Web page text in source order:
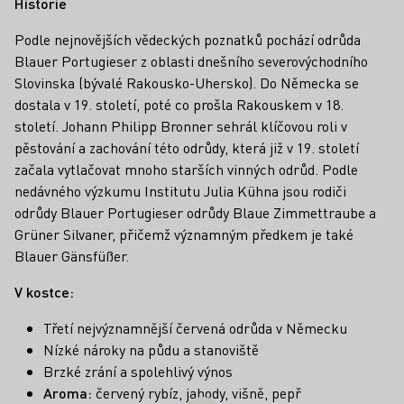
Podle nejnovějších vědeckých poznatků pochází odrůda
Blauer Portugieser z oblasti dnešního severovýchodního
Slovinska (bývalé Rakousko-Uhersko). Do Německa se
dostala v 19. století, poté co prošla Rakouskem v 18.
století. Johann Philipp Bronner sehrál klíčovou roli v
pěstování a zachování této odrůdy, která již v 19. století
začala vytlačovat mnoho starších vinných odrůd. Podle
nedávného výzkumu Institutu Julia Kühna jsou rodiči
odrůdy Blauer Portugieser odrůdy Blaue Zimmettraube a
Grüner Silvaner, přičemž významným předkem je také
Blauer Gänsfüßer.
V kostce:
Třetí nejvýznamnější červená odrůda v Německu
Nízké nároky na půdu a stanoviště
Brzké zrání a spolehlivý výnos
Aroma: červený rybíz, jahody, višně, pepř